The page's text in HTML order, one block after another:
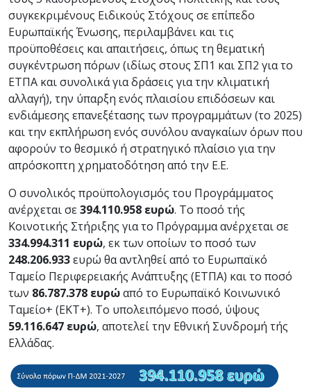
συγκεκριμένους Ειδικούς Στόχους σε επίπεδο
Ευρωπαϊκής Ένωσης, περιλαμβάνει και τις
προϋποθέσεις και απαιτήσεις, όπως τη θεματική
συγκέντρωση πόρων (ιδίως στους ΣΠ1 και ΣΠ2 για το
ΕΤΠΑ και συνολικά για δράσεις για την κλιματική
αλλαγή), την ύπαρξη ενός πλαισίου επιδόσεων και
ενδιάμεσης επανεξέτασης των προγραμμάτων (το 2025)
και την εκπλήρωση ενός συνόλου αναγκαίων όρων που
αφορούν το θεσμικό ή στρατηγικό πλαίσιο για την
απρόσκοπτη χρηματοδότηση από την Ε.Ε.
Ο συνολικός προϋπολογισμός του Προγράμματος
ανέρχεται σε394.110.958 ευρώ. Το ποσό τής
Κοινοτικής Στήριξης για το Πρόγραμμα ανέρχεται σε
334.994.311 ευρώ, εκ των οποίων το ποσό των
248.206.933ευρώ θα αντληθεί από το Ευρωπαϊκό
Ταμείο Περιφερειακής Ανάπτυξης (ΕΤΠΑ) και το ποσό
των 86.787.378 ευρώαπό το Ευρωπαϊκό Κοινωνικό
Ταμείο+ (ΕKΤ+). Το υπολειπόμενο ποσό, ύψους
59.116.647 ευρώ, αποτελεί την Εθνική Συνδρομή τής
Ελλάδας.